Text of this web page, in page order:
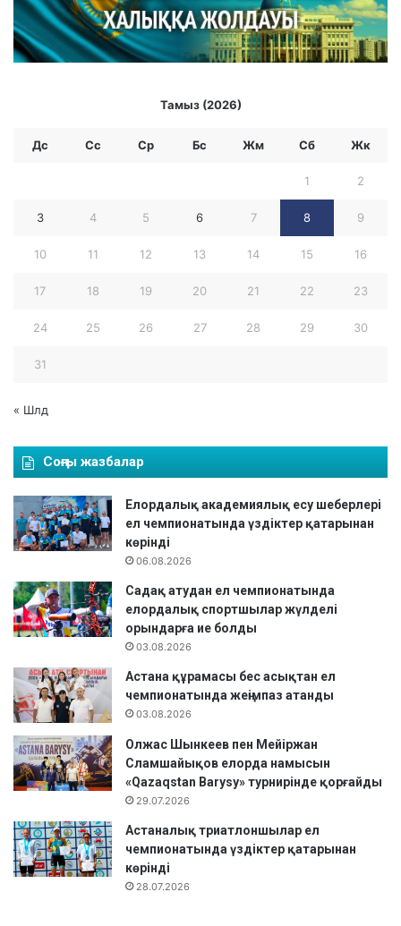
Тамыз (2026)
Дс Сс Ср Бc Жм Сб Жк
1 2
3 4 5 6 7 8 9
10 11 12 13 14 15 16
17 18 19 20 21 22 23
24 25 26 27 28 29 30
31
« Шлд
Соңғы жазбалар
Елордалық академиялық есу шеберлері
ел чемпионатында үздіктер қатарынан
көрінді
06.08.2026
Садақ атудан ел чемпионатында
елордалық спортшылар жүлделі
орындарға ие болды
03.08.2026
Астана құрамасы бес асықтан ел
чемпионатында жеңімпаз атанды
03.08.2026
Олжас Шынкеев пен Мейіржан
Сламшайықов елорда намысын
«Qazaqstan Barysy» турнирінде қорғайды
29.07.2026
Астаналық триатлоншылар ел
чемпионатында үздіктер қатарынан
көрінді
28.07.2026